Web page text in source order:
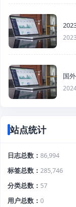
国
站点统计
日志总数 86,994
标签总数
285,746
分类总数
57
用户总数
0